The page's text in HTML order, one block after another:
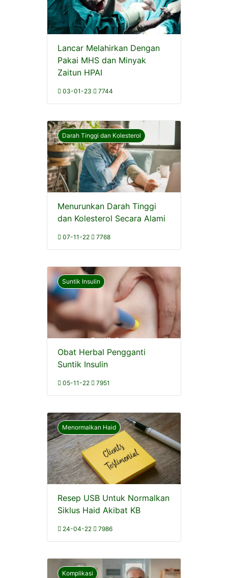
Lancar Melahirkan Dengan
Pakai MHS dan Minyak
Zaitun HPAI
03-01-23 7744
Darah Tinggi dan Kolesterol
Menurunkan Darah Tinggi
dan Kolesterol Secara Alami
07-11-22 7768
Suntik Insulin
Obat Herbal Pengganti
Suntik Insulin
05-11-22 7951
Menormalkan Haid
Resep USB Untuk Normalkan
Siklus Haid Akibat KB
24-04-22 7986
Komplikasi